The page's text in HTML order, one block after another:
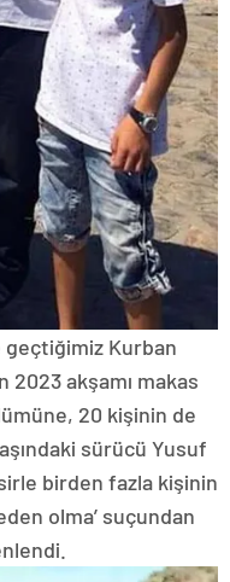
geçtiğimiz Kurban
2023 akşamı makas
20 kişinin de
sürücü Yusuf
birden fazla kişinin
olma’ suçundan